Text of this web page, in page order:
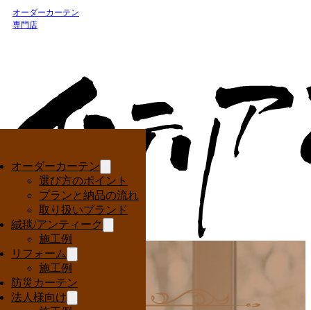
オーダーカーテン
専門店
オーダーカーテン
選び方のポイント
プランと納品の流れ
取り扱いブランド
絨毯/アンティーク
施工例
リフォーム
施工例
防災カーテン
法人様向け